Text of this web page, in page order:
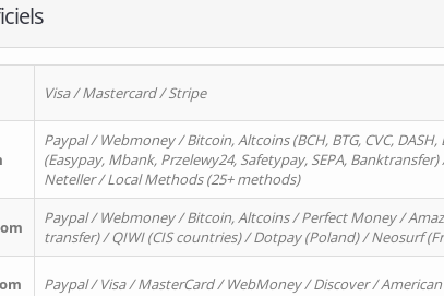
Visa / Mastercard / Stripe
Paypal / Webmoney / Bitcoin, Altcoins (BCH, BTG, CVC, DASH,
(Easypay, Mbank, Przelewy24, Safetypay, SEPA,
Neteller / Local Methods (25+ methods)
Paypal / Webmoney / Bitcoin, Altcoins / Perfect Money /
transfer) / QIWI (CIS countries) / Dotpay (Poland) / Neosurf
Paypal / Visa / MasterCard / WebMoney / Discover /